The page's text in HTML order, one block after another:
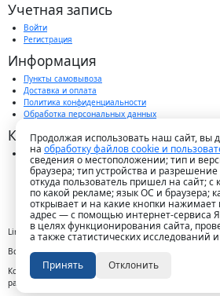
Учетная запись
Войти
Регистрация
Информация
Пункты самовывоза
Доставка и оплата
Политика конфиденциальности
Обработка персональных данных
Контакты
г. Краснодар, пос. Победитель, ул. Быстрая, 11/1а
8-989-265-35-35 (звонок бесплатный)
Пн-Пт 9.00 — 18.00
office@lirapack.com
Посмотреть на карте
Lirapack ©2026 Все права защищены.
Все торговые марки принадлежат их владельцам
Копирование составляющих частей сайта в какой бы
разрешения владельца авторских прав запрещено
Продолжая использовать наш сайт, вы
на обработку файлов cookie и
сведения о местоположении; тип и
браузера; тип устройства и
откуда пользователь пришел на сайт; с
по какой рекламе; язык ОС и браузера;
открывает и на какие кнопки нажимает
адрес — с помощью интернет-сервиса
в целях функционирования сайта,
а также статистических исследований
Принять Отклонить